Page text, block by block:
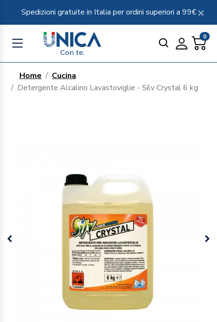
Spedizioni gratuite in Italia per ordini superiori a 99€
0
Home
Cucina
Detergente Alcalino Lavastoviglie - Silv Crystal 6 kg